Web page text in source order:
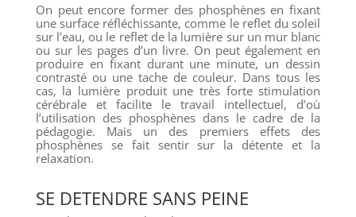
On peut encore former des phosphènes en fixant
une surface réfléchissante, comme le reflet du soleil
sur l’eau, ou le reflet de la lumière sur un mur blanc
ou sur les pages d’un livre. On peut également en
produire en fixant durant une minute, un dessin
contrasté ou une tache de couleur. Dans tous les
cas, la lumière produit une très forte stimulation
cérébrale et facilite le travail intellectuel, d’où
l’utilisation des phosphènes dans le cadre de la
pédagogie. Mais un des premiers effets des
phosphènes se fait sentir sur la détente et la
relaxation.
SE DETENDRE SANS PEINE